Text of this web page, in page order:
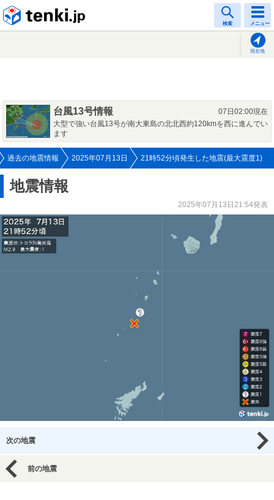
検索 メニュー
現在地
台風13号情報
07日02:00現在
大型で強い台風13号が南大東島の北北西約120kmを西に進んでい
ます
過去の地震情報 2025年07月13日 21時52分頃発生した地震(最大震度1)
地震情報
2025年07月13日21:54発表
次の地震
前の地震